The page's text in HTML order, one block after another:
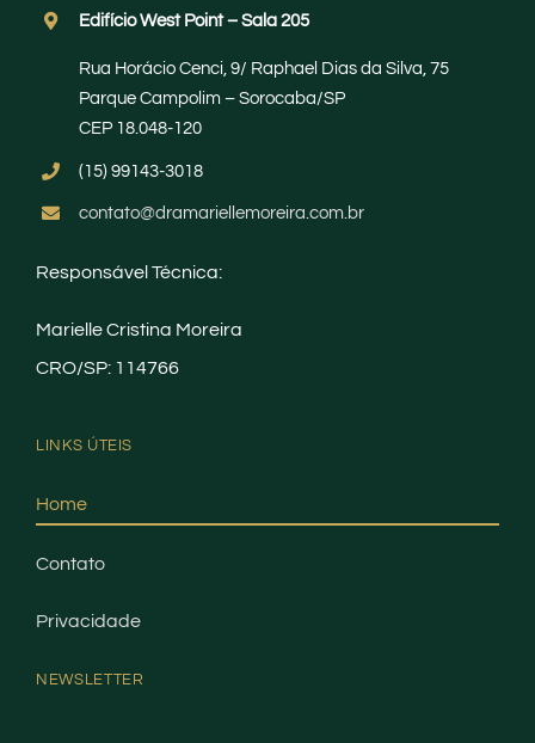
Edifício West Point – Sala 205
Rua Horácio Cenci, 9/ Raphael Dias da Silva, 75
Parque Campolim – Sorocaba/SP
CEP 18.048-120
(15) 99143-3018
contato@dramariellemoreira.com.br
Responsável Técnica:
Marielle Cristina Moreira
CRO/SP: 114766
LINKS ÚTEIS
Home
Contato
Privacidade
NEWSLETTER